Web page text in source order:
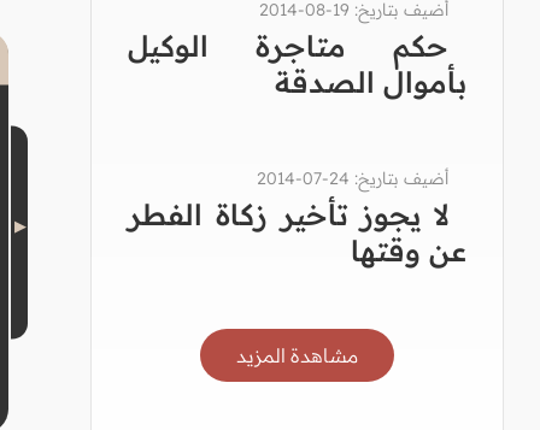
أضيف بتاريخ: 19-08-2014
حكم متاجرة الوكيل
بأموال الصدقة
أضيف بتاريخ: 24-07-2014
لا يجوز تأخير زكاة الفطر
عن وقتها
مشاهدة المزيد